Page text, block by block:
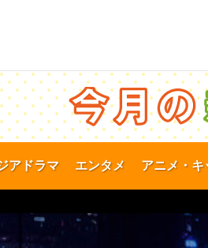
アドラマ エンタメ アニメ・キ